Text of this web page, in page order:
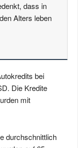
dass in
Alters leben
bei
Die Kredite
mit
durchschnittlich